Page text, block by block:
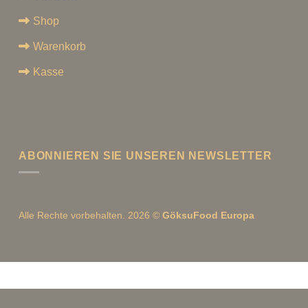
Shop
Warenkorb
Kasse
ABONNIEREN SIE UNSEREN NEWSLETTER
Alle Rechte vorbehalten. 2026 © GöksuFood Europa